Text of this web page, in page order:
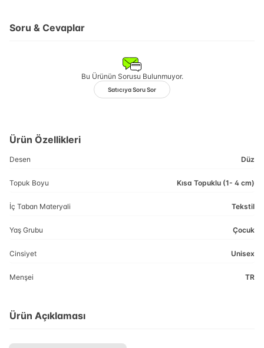
Soru & Cevaplar
Bu Ürünün Sorusu Bulunmuyor.
Satıcıya Soru Sor
Ürün Özellikleri
Desen Düz
Topuk Boyu Kısa Topuklu (1- 4 cm)
İç Taban Materyali Tekstil
Yaş Grubu Çocuk
Cinsiyet Unisex
Menşei TR
Ürün Açıklaması